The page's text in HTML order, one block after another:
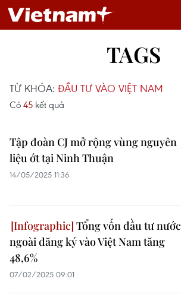
TAGS
TỪ KHÓA: ĐẦU TƯ VÀO VIỆT NAM
Có 45 kết quả
Tập đoàn CJ mở rộng vùng nguyên
liệu ớt tại Ninh Thuận
14/05/2025 11:36
Tổng vốn đầu tư nước
ngoài đăng ký vào Việt Nam tăng
48,6%
07/02/2025 09:01